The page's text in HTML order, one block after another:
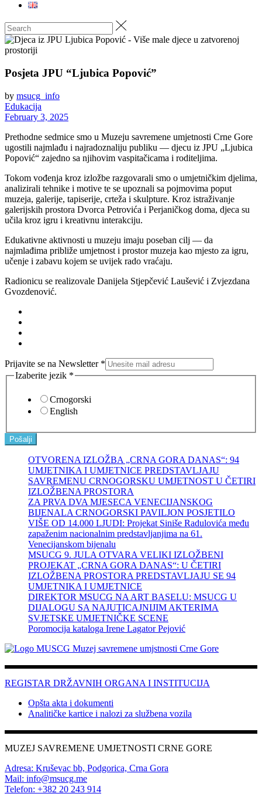
Posjeta JPU “Ljubica Popović”
by msucg_info
Edukacija
February 3, 2025
Prethodne sedmice smo u Muzeju savremene umjetnosti Crne Gore
ugostili najmlađu i najradoznaliju publiku — djecu iz JPU „Ljubica
Popović“ zajedno sa njihovim vaspitačicama i roditeljima.
Tokom vođenja kroz izložbe razgovarali smo o umjetničkim djelima,
analizirali tehnike i motive te se upoznali sa pojmovima poput
muzeja, galerije, tapiserije, crteža i skulpture. Kroz istraživanje
galerijskih prostora Dvorca Petrovića i Perjaničkog doma, djeca su
učila kroz igru i kreativnu interakciju.
Edukativne aktivnosti u muzeju imaju poseban cilj — da
najmlađima približe umjetnost i prostor muzeja kao mjesto za igru,
učenje i zabavu kojem se uvijek rado vraćaju.
Radionicu se realizovale Danijela Stjepčević Laušević i Zvjezdana
Gvozdenović.
Prijavite se na Newsletter *
Izaberite jezik *
Crnogorski
English
Pošalji
OTVORENA IZLOŽBA „CRNA GORA DANAS“: 94
UMJETNIKA I UMJETNICE PREDSTAVLJAJU
SAVREMENU CRNOGORSKU UMJETNOST U ČETIRI
IZLOŽBENA PROSTORA
ZA PRVA DVA MJESECA VENECIJANSKOG
BIJENALA CRNOGORSKI PAVILJON POSJETILO
VIŠE OD 14.000 LJUDI: Projekat Siniše Radulovića među
zapaženim nacionalnim predstavljanjima na 61.
Venecijanskom bijenalu
MSUCG 9. JULA OTVARA VELIKI IZLOŽBENI
PROJEKAT „CRNA GORA DANAS“: U ČETIRI
IZLOŽBENA PROSTORA PREDSTAVLJAJU SE 94
UMJETNIKA I UMJETNICE
DIREKTOR MSUCG NA ART BASELU: MSUCG U
DIJALOGU SA NAJUTICAJNIJIM AKTERIMA
SVJETSKE UMJETNIČKE SCENE
Poromocija kataloga Irene Lagator Pejović
REGISTAR DRŽAVNIH ORGANA I INSTITUCIJA
Opšta akta i dokumenti
Analitičke kartice i nalozi za službena vozila
MUZEJ SAVREMENE UMJETNOSTI CRNE GORE
Adresa: Kruševac bb, Podgorica, Crna Gora
Mail: info@msucg.me
Telefon: +382 20 243 914